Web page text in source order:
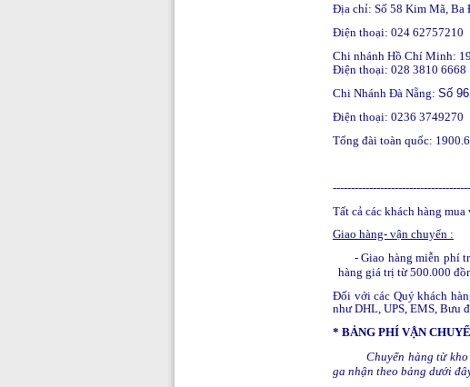
Địa chỉ: Số 58 Kim Mã, Ba
Điện thoại: 024 62757210
Chi nhánh Hồ Chí Minh:
Điện thoại: 028 3810 6668
Chi Nhánh Đà Nẵng: Số
Điện thoại: 0236 3749270
Tổng đài toàn quốc:
Tất cả các khách hàng mua
Giao hàng- vận chuyển :
- Giao hàng miễn phí
hàng giá trị từ 500.000
Đối với các Quý khách
như DHL, UPS, EMS, Bưu
* BẢNG PHÍ VẬN
Chuyển hàng từ
ga nhận theo bảng dưới